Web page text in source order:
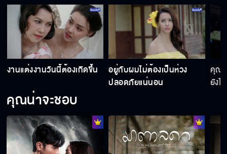
งานแต่งงานวันนี้ต้องเกิดขึ้น
อยู่กับผมไม่ต้องเป็นห่วง
ปลอดภัยแน่นอน
คุณเ
ยังไง
คุณน่าจะชอบ